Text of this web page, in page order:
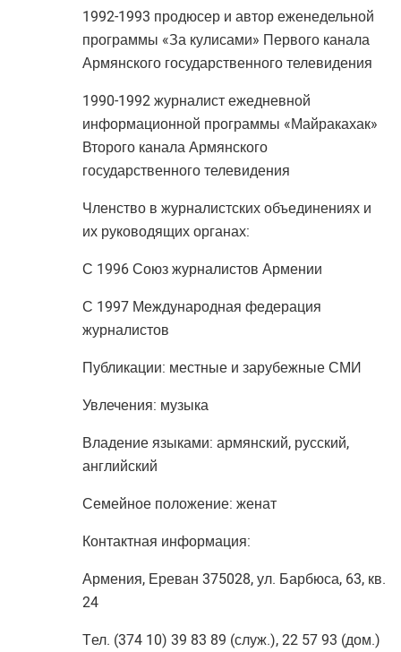
1992-1993 продюсер и автор еженедельной
программы «За кулисами» Первого канала
Армянского государственного телевидения
1990-1992 журналист ежедневной
информационной программы «Майракахак»
Второго канала Армянского
государственного телевидения
Членство в журналистских объединениях и
их руководящих органах:
С 1996 Союз журналистов Армении
С 1997 Международная федерация
журналистов
Публикации: местные и зарубежные СМИ
Увлечения: музыка
Владение языками: армянский, русский,
английский
Семейное положение: женат
Контактная информация:
Армения, Ереван 375028, ул. Барбюса, 63, кв.
24
Tел. (374 10) 39 83 89 (служ.), 22 57 93 (дом.)